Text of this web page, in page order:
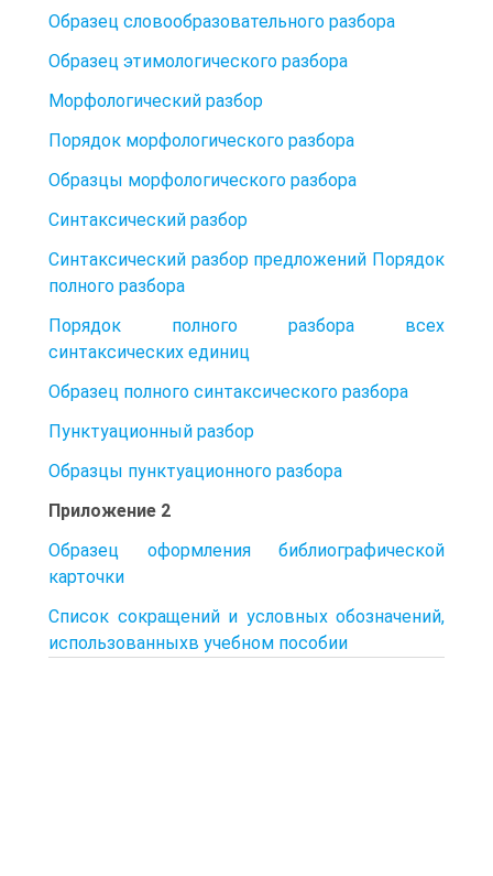
Образец словообразовательного разбора
Образец этимологического разбора
Морфологический разбор
Порядок морфологического разбора
Образцы морфологического разбора
Синтаксический разбор
Синтаксический разбор предложений Порядок
полного разбора
Порядок полного разбора всех
синтаксических единиц
Образец полного синтаксического разбора
Пунктуационный разбор
Образцы пунктуационного разбора
Приложение 2
Образец оформления библиографической
карточки
Список сокращений и условных обозначений,
использованныхв учебном пособии